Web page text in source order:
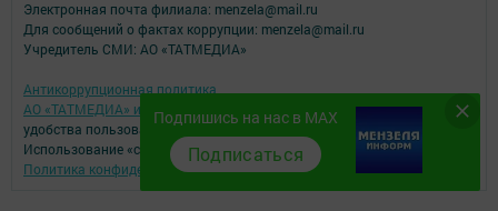
Подпишись на нас в MAX
Подписаться
Электронная почта филиала: menzela@mail.ru
Для сообщений о фактах коррупции: menzela@mail.ru
Учредитель СМИ: АО «ТАТМЕДИА»
Антикоррупционная политика
АО «ТАТМЕДИА» использует «cookie»
для персонализации сервисов и
удобства пользователей сайтом.
Использование «cookie» можно отменить в настройках браузера.
Политика конфиденциальности